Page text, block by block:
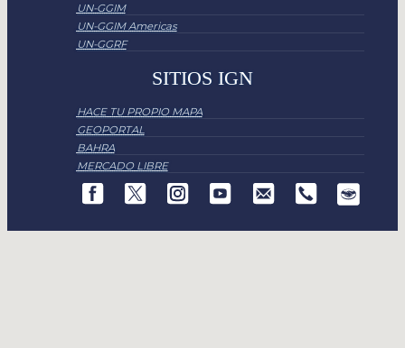
UN-GGIM
UN-GGIM Americas
UN-GGRF
SITIOS IGN
HACE TU PROPIO MAPA
GEOPORTAL
BAHRA
MERCADO LIBRE